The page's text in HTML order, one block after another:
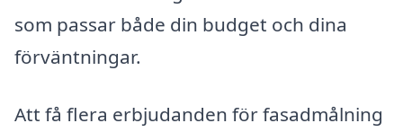
som passar både din budget och dina
förväntningar.
Att få flera erbjudanden för fasadmålning